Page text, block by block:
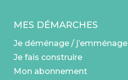
MES DÉMARCHES
Je déménage / j’emménage
Je fais construire
Mon abonnement